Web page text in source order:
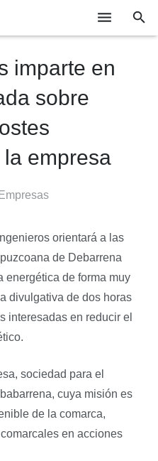
imparte en
sobre
empresa
Empresas
orientará a las
de Debarrena
energética de forma muy
divulgativa de dos horas
interesadas en reducir el
sociedad para el
cuya misión es
de la comarca,
en acciones